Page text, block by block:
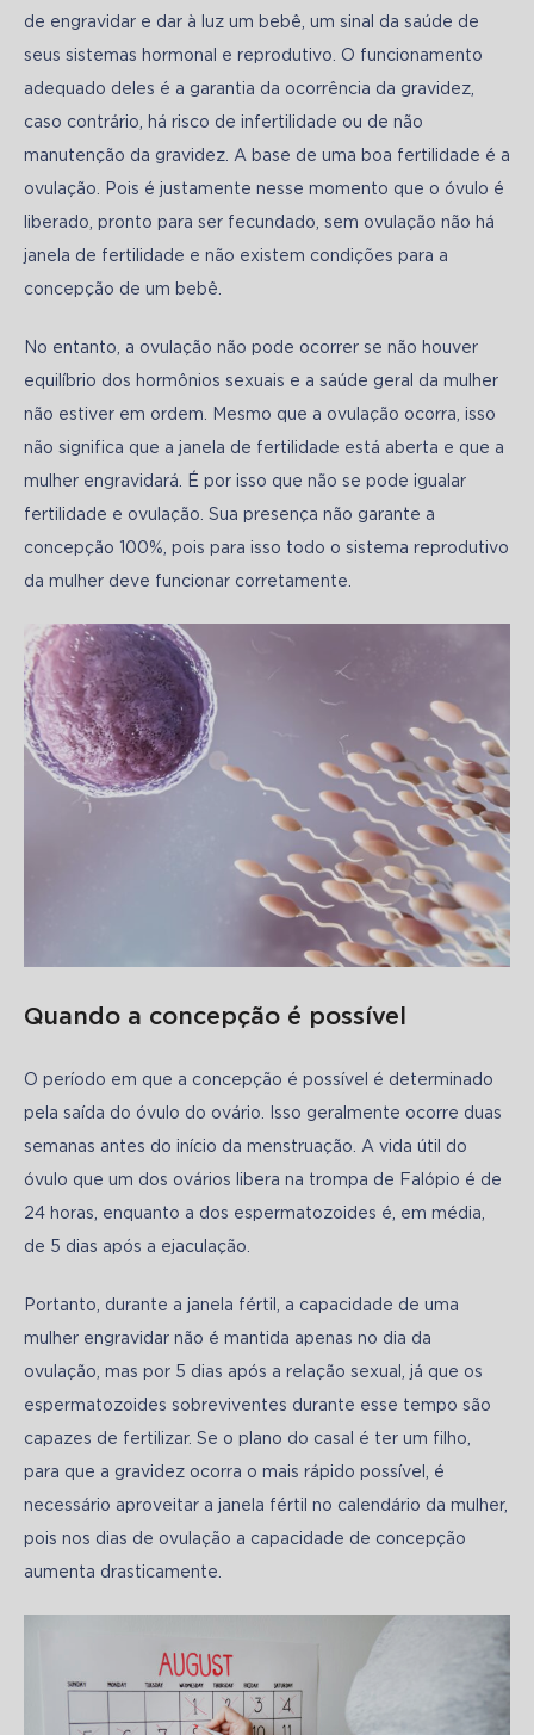
de engravidar e dar à luz um bebê, um sinal da saúde de
seus sistemas hormonal e reprodutivo. O funcionamento
adequado deles é a garantia da ocorrência da gravidez,
caso contrário, há risco de infertilidade ou de não
manutenção da gravidez. A base de uma boa fertilidade é a
ovulação. Pois é justamente nesse momento que o óvulo é
liberado, pronto para ser fecundado, sem ovulação não há
janela de fertilidade e não existem condições para a
concepção de um bebê.
No entanto, a ovulação não pode ocorrer se não houver
equilíbrio dos hormônios sexuais e a saúde geral da mulher
não estiver em ordem. Mesmo que a ovulação ocorra, isso
não significa que a janela de fertilidade está aberta e que a
mulher engravidará. É por isso que não se pode igualar
fertilidade e ovulação. Sua presença não garante a
concepção 100%, pois para isso todo o sistema reprodutivo
da mulher deve funcionar corretamente.
Quando a concepção é possível
O período em que a concepção é possível é determinado
pela saída do óvulo do ovário. Isso geralmente ocorre duas
semanas antes do início da menstruação. A vida útil do
óvulo que um dos ovários libera na trompa de Falópio é de
24 horas, enquanto a dos espermatozoides é, em média,
de 5 dias após a ejaculação.
Portanto, durante a janela fértil, a capacidade de uma
mulher engravidar não é mantida apenas no dia da
ovulação, mas por 5 dias após a relação sexual, já que os
espermatozoides sobreviventes durante esse tempo são
capazes de fertilizar. Se o plano do casal é ter um filho,
para que a gravidez ocorra o mais rápido possível, é
necessário aproveitar a janela fértil no calendário da mulher,
pois nos dias de ovulação a capacidade de concepção
aumenta drasticamente.